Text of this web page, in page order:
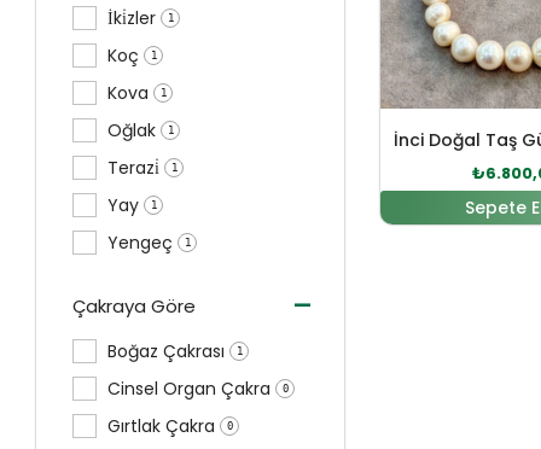
İki̇zler 1
Koç 1
Kova 1
Oğlak 1
Terazi̇ 1
Yay 1
Yengeç 1
Çakraya Göre -
Boğaz Çakrası 1
Cinsel Organ Çakra 0
Gırtlak Çakra 0
İnci Doğal Taş
₺
Sepete